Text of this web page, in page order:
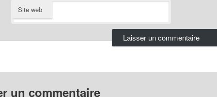
Site web
un commentaire